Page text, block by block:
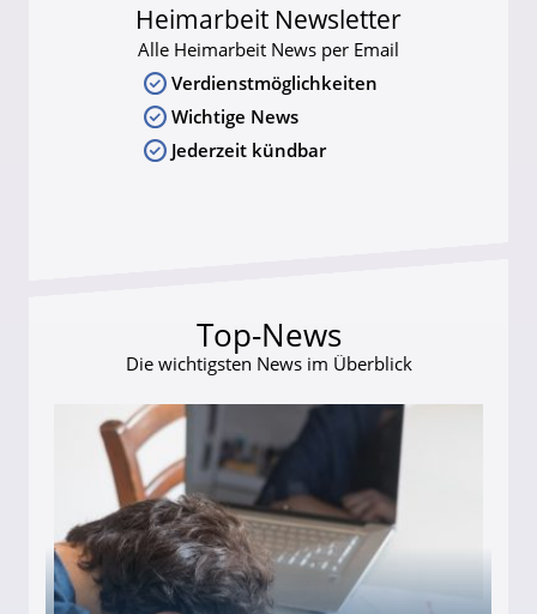
Heimarbeit Newsletter
Alle Heimarbeit News per Email
Verdienstmöglichkeiten
Wichtige News
Jederzeit kündbar
Top-News
Die wichtigsten News im Überblick